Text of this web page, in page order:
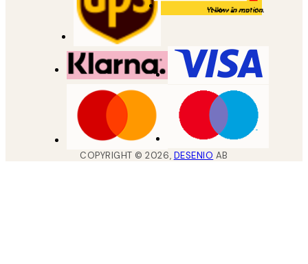
COPYRIGHT ©2026, DESENIO AB